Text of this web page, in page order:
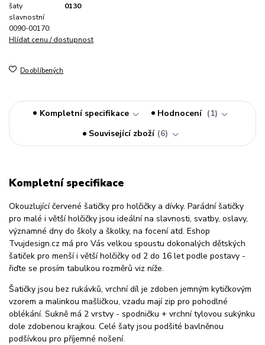
šaty
slavnostní
0090-00170:
0130
Hlídat cenu / dostupnost
Do oblíbených
Kompletní specifikace Hodnocení
1
Související zboží 6
Kompletní specifikace
Okouzlující červené šatičky pro holčičky a dívky. Parádní šatičky
pro malé i větší holčičky jsou ideální na slavnosti, svatby, oslavy,
významné dny do školy a školky, na focení atd. Eshop
Tvujdesign.cz má pro Vás velkou spoustu dokonalých dětských
šatiček pro menší i větší holčičky od 2 do 16 let podle postavy -
řiďte se prosím tabulkou rozměrů viz níže.
Šatičky jsou bez rukávků, vrchní díl je zdoben jemným kytičkovým
vzorem a malinkou mašličkou, vzadu mají zip pro pohodlné
oblékání. Sukně má 2 vrstvy - spodničku + vrchní tylovou sukýnku
dole zdobenou krajkou. Celé šaty jsou podšité bavlněnou
podšívkou pro příjemné nošení.